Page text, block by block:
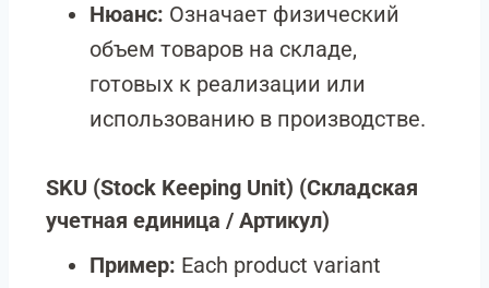
Нюанс: Означает физический
объем товаров на складе,
готовых к реализации или
использованию в производстве.
SKU (Stock Keeping Unit) (Складская
учетная единица / Артикул)
Пример: Each product variant